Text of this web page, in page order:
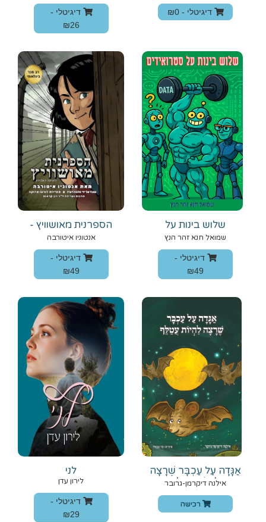
דיגיטלי -₪0
דיגיטלי -
₪26
שלוש בינות על
סטרואידים
שמואל חנא זהר הנץ
דיגיטלי -
₪49
הספרנית מאושוויץ -
הגרסה המצוירת
אנטוניו איטורבה
דיגיטלי -
₪49
אַגָּדָה עַל עַכְבָּר שֶׁרָצָה
לִהְיוֹת עֲטַלֵּף
אילנה דיקרמן-גרובר
רכישה
לני
לירון עדן
דיגיטלי -
₪29